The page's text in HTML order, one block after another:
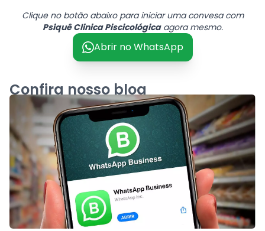
Clique no botão abaixo para iniciar uma convesa com
Psiquê Clinica Piscicológicaagora mesmo.
Abrir no WhatsApp
Confira nosso blog